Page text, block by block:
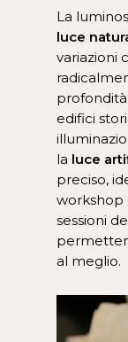
La
luce
variazioni
profondità
edifici
la luce
preciso,
sessioni
al meglio.